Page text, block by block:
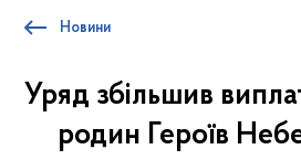
Новини
Уряд збільшив
родин Героїв